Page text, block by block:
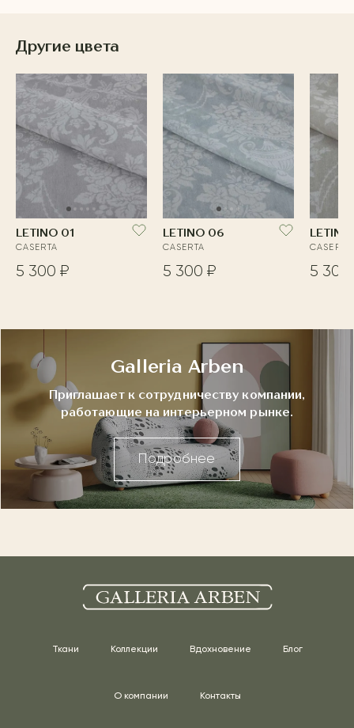
Другие цвета
LETINO 01
CASERTA
5 300 ₽
LETINO 06
CASERTA
5 300 ₽
CASERTA
5 300
Galleria Arben
Приглашает к сотрудничеству компании,
работающие на интерьерном рынке.
Подробнее
Ткани Коллекции Вдохновение Блог
О компании Контакты